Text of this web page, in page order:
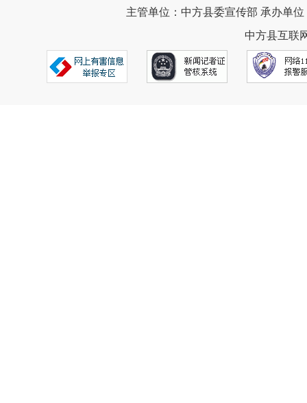
主管单位：中方县委宣传部 承办单
中方县互联